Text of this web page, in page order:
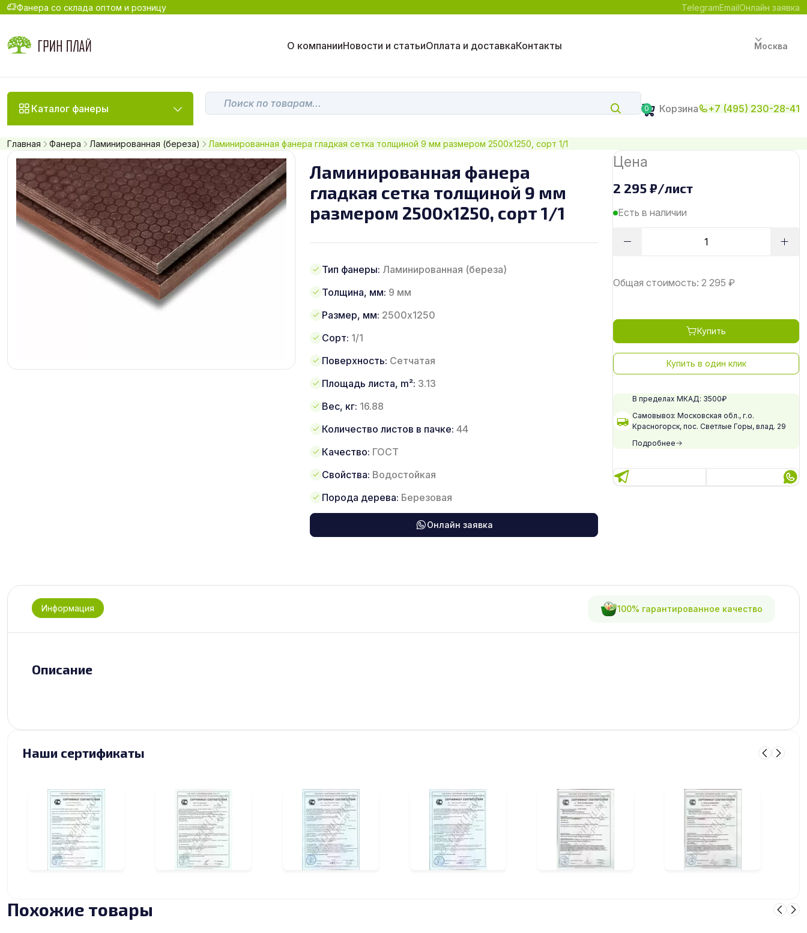
Фанера со склада оптом и розницу TelegramEmailОнлайн заявка
О компанииНовости и статьиОплата и доставкаКонтакты Москва
Каталог фанеры 0 Корзина +7 (495) 230-28-41
Главная Фанера Ламинированная (береза) Ламинированная фанера гладкая сетка толщиной 9 мм размером 2500х1250, сорт 1/1
Ламинированная фанера
гладкая сетка толщиной 9 мм
размером 2500х1250, сорт 1/1
Тип фанеры: Ламинированная (береза)
Толщина, мм: 9 мм
Размер, мм: 2500х1250
Сорт: 1/1
Поверхность: Сетчатая
Площадь листа, m²: 3.13
Вес, кг: 16.88
Количество листов в пачке: 44
Качество: ГОСТ
Свойства: Водостойкая
Порода дерева: Березовая
Онлайн заявка
Цена
2 295 ₽/лист
Есть в наличии
Общая стоимость: 2 295 ₽
Купить
Купить в один клик
В пределах МКАД: 3500₽
Самовывоз: Московская обл., г.о.
Красногорск, пос. Светлые Горы, влад. 29
Подробнее
Информация 100% гарантированное качество
Описание
Наши сертификаты
Похожие товары